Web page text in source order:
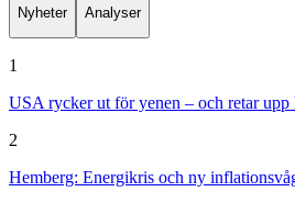
Nyheter Analyser
1
USA rycker ut för yenen – och retar upp
2
Hemberg: Energikris och ny